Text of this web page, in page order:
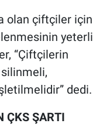
olan çiftçiler için
yeterli
“Çiftçilerin
dedi.
ÇKS ŞARTI